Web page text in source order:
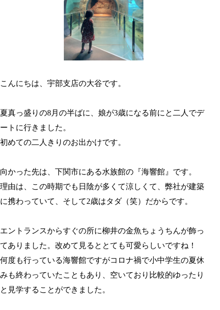
こんにちは、宇部支店の大谷です。
夏真っ盛りの8月の半ばに、娘が3歳になる前にと二人でデ
ートに行きました。
初めての二人きりのお出かけです。
向かった先は、下関市にある水族館の『海響館』です。
理由は、この時期でも日陰が多くて涼しくて、弊社が建築
に携わっていて、そして2歳はタダ（笑）だからです。
エントランスからすぐの所に柳井の金魚ちょうちんが飾っ
てありました。改めて見るととても可愛らしいですね！
何度も行っている海響館ですがコロナ禍で小中学生の夏休
みも終わっていたこともあり、空いており比較的ゆったり
と見学することができました。